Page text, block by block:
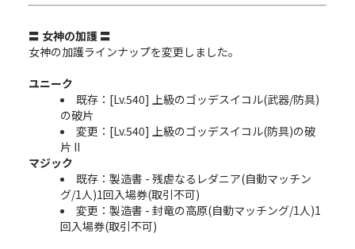
〓 女神の加護 〓
女神の加護ラインナップを変更しました。
ユニーク
既存：[Lv.540] 上級のゴッデスイコル(武器/防具)
の破片
変更：[Lv.540] 上級のゴッデスイコル(防具)の破
片 II
マジック
既存：製造書 - 残虐なるレダニア(自動マッチン
グ/1人)1回入場券(取引不可)
変更：製造書 - 封竜の高原(自動マッチング/1人)1
回入場券(取引不可)